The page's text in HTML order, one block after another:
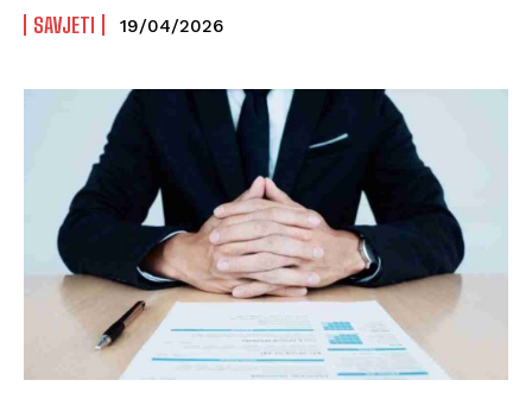
SAVJETI 19/04/2026